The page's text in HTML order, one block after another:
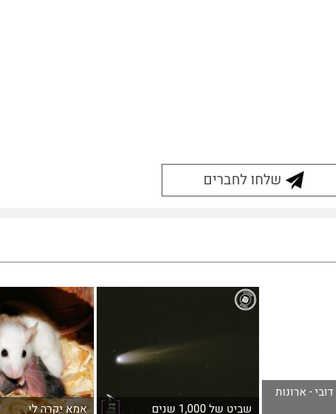
שלחו לחברים
יונתן דובי - ארונות
שביט של 1,000 שנים אמא יקרה לי